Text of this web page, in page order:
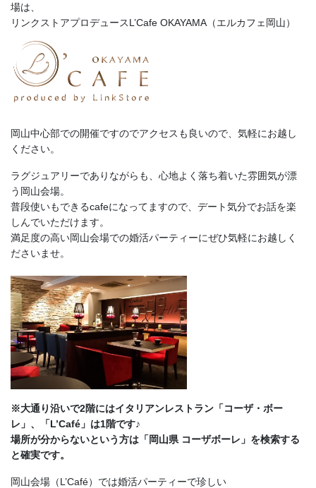
場は、
リンクストアプロデュースL’Cafe OKAYAMA（エルカフェ岡山）
岡山中心部での開催ですのでアクセスも良いので、気軽にお越し
ください。
ラグジュアリーでありながらも、心地よく落ち着いた雰囲気が漂
う岡山会場。
普段使いもできるcafeになってますので、デート気分でお話を楽
しんでいただけます。
満足度の高い岡山会場での婚活パーティーにぜひ気軽にお越しく
ださいませ。
※大通り沿いで2階にはイタリアンレストラン「コーザ・ボー
レ」、「L’Café」は1階です♪
場所が分からないという方は「岡山県 コーザボーレ」を検索する
と確実です。
岡山会場（L’Café）では婚活パーティーで珍しい